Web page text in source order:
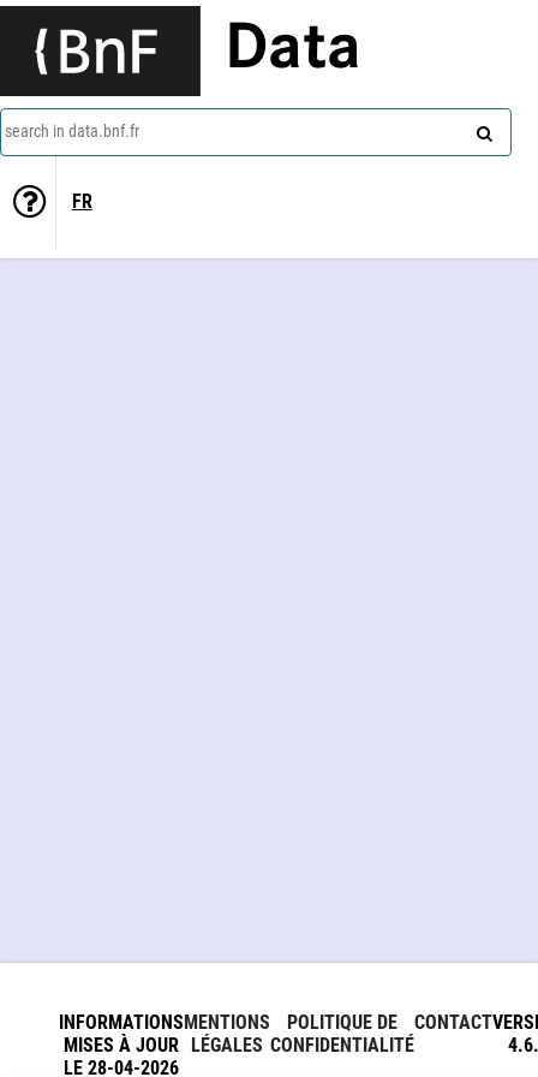
Data
search in data.bnf.fr
FR
INFORMATIONS
MISES À JOUR
LE 28-04-2026
MENTIONS
LÉGALES
POLITIQUE DE
CONFIDENTIALITÉ
CONTACT